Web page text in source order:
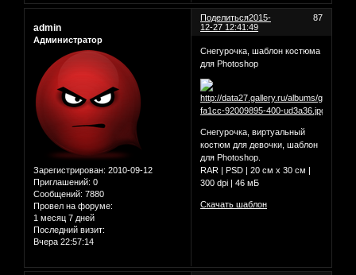
Поделиться 87
2015-
12-27 12:41:49
admin
Администратор
Зарегистрирован: 2010-09-12
Приглашений: 0
Сообщений: 7880
Провел на форуме:
1 месяц 7 дней
Последний визит:
Вчера 22:57:14
Снегурочка, шаблон костюма
для Photoshop
Снегурочка, виртуальный
костюм для девочки, шаблон
для Photoshop.
RAR | PSD | 20 см х 30 см |
300 dpi | 46 мБ
Скачать шаблон